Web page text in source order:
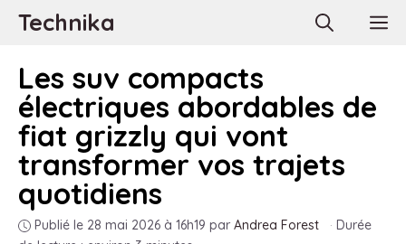
AllerTechnika
Les suv compacts
électriques abordables de
fiat grizzly qui vont
transformer vos trajets
quotidiens
Publié le 28 mai 2026 à 16h19 par Andrea Forest · Durée